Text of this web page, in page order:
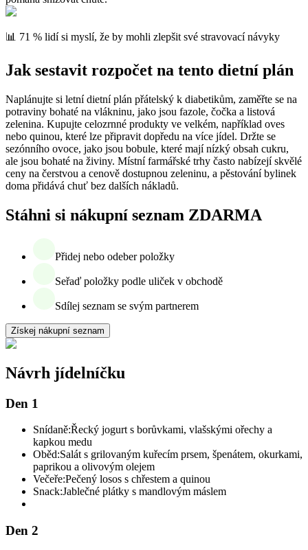
📊 71 % lidí si myslí, že by mohli zlepšit své stravovací návyky
Jak sestavit rozpočet na tento dietní plán
Naplánujte si letní dietní plán přátelský k diabetikům, zaměřte se na
potraviny bohaté na vlákninu, jako jsou fazole, čočka a listová
zelenina. Kupujte celozrnné produkty ve velkém, například oves
nebo quinou, které lze připravit dopředu na více jídel. Držte se
sezónního ovoce, jako jsou bobule, které mají nízký obsah cukru,
ale jsou bohaté na živiny. Místní farmářské trhy často nabízejí skvělé
ceny na čerstvou a cenově dostupnou zeleninu, a pěstování bylinek
doma přidává chuť bez dalších nákladů.
Stáhni si nákupní seznam ZDARMA
Přidej nebo odeber položky
Seřaď položky podle uliček v obchodě
Sdílej seznam se svým partnerem
Získej nákupní seznam
Návrh jídelníčku
Den 1
Snídaně:Řecký jogurt s borůvkami, vlašskými ořechy a
kapkou medu
Oběd:Salát s grilovaným kuřecím prsem, špenátem, okurkami,
paprikou a olivovým olejem
Večeře:Pečený losos s chřestem a quinou
Snack:Jablečné plátky s mandlovým máslem
Den 2